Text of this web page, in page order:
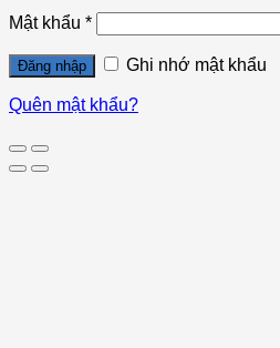
Mật khẩu *
Đăng nhập Ghi nhớ mật khẩu
Quên mật khẩu?